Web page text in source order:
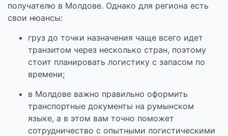
получателю в Молдове. Однако для региона есть
свои нюансы:
груз до точки назначения чаще всего идет
транзитом через несколько стран, поэтому
стоит планировать логистику с запасом по
времени;
в Молдове важно правильно оформить
транспортные документы на румынском
языке, а в этом вам точно поможет
сотрудничество с опытными логистическими